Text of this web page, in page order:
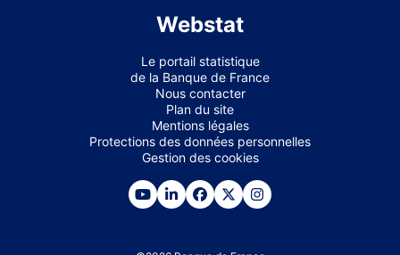
Webstat
Le portail statistique
de la Banque de France
Nous contacter
Plan du site
Mentions légales
Protections des données personnelles
Gestion des cookies